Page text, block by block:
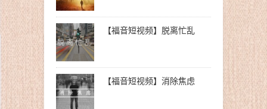
【福音短视频】脱离忙乱
【福音短视频】消除焦虑